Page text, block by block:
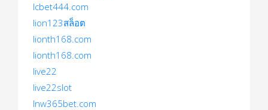
lcbet444.com
lion123สล็อต
lionth168.com
lionth168.com
live22
live22slot
lnw365bet.com